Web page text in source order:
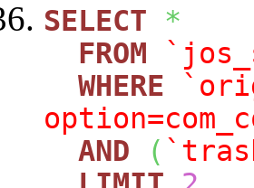
SELECT
*
FROM
WHERE
AND
(